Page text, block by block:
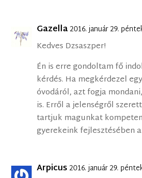
Gazella2016. január 29.
Kedves Dzsaszper!
Én is erre gondoltam fő
kérdés. Ha megkérdezel
óvodáról, azt fogja
is. Erről a jelenségről
tartjuk magunkat
gyerekeink fejlesztésében
Arpicus 2016. január 29.